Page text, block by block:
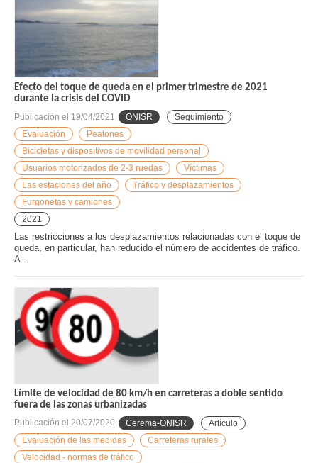
Efecto del toque de queda en el primer trimestre de 2021
durante la crisis del COVID
Publicación el 19/04/2021 ONISR
Seguimiento
Evaluación
Peatones
Bicicletas y dispositivos de movilidad personal
Usuarios motorizados de 2-3 ruedas
Víctimas
Las estaciones del año
Tráfico y desplazamientos
Furgonetas y camiones
2021
Las restricciones a los desplazamientos relacionadas con el toque de
queda, en particular, han reducido el número de accidentes de tráfico.
A...
Límite de velocidad de 80 km/h en carreteras a doble sentido
fuera de las zonas urbanizadas
Publicación el 20/07/2020 Cerema-ONISR
Artículo
Evaluación de las medidas
Carreteras rurales
Velocidad - normas de tráfico